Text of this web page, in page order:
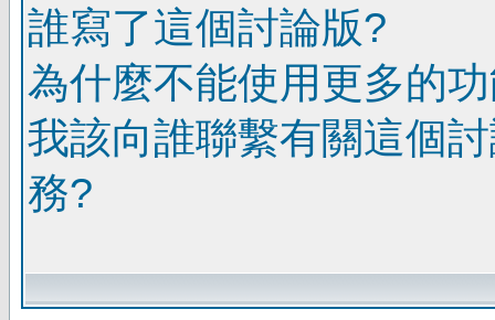
誰寫了這個討論版?
為什麼不能使用更多的
我該向誰聯繫有關這個
務?